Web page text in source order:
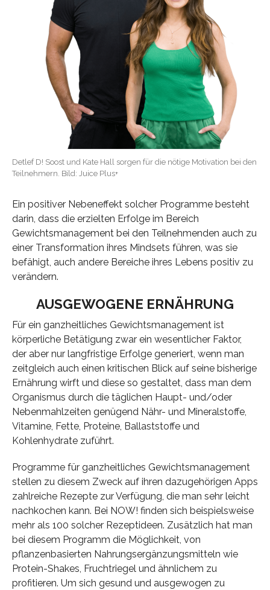
Detlef D! Soost und Kate Hall sorgen für die nötige Motivation bei den
Teilnehmern. Bild: Juice Plus+
Ein positiver Nebeneffekt solcher Programme besteht
darin, dass die erzielten Erfolge im Bereich
Gewichtsmanagement bei den Teilnehmenden auch zu
einer Transformation ihres Mindsets führen, was sie
befähigt, auch andere Bereiche ihres Lebens positiv zu
verändern.
AUSGEWOGENE ERNÄHRUNG
Für ein ganzheitliches Gewichtsmanagement ist
körperliche Betätigung zwar ein wesentlicher Faktor,
der aber nur langfristige Erfolge generiert, wenn man
zeitgleich auch einen kritischen Blick auf seine bisherige
Ernährung wirft und diese so gestaltet, dass man dem
Organismus durch die täglichen Haupt- und/oder
Nebenmahlzeiten genügend Nähr- und Mineralstoffe,
Vitamine, Fette, Proteine, Ballaststoffe und
Kohlenhydrate zuführt.
Programme für ganzheitliches Gewichtsmanagement
stellen zu diesem Zweck auf ihren dazugehörigen Apps
zahlreiche Rezepte zur Verfügung, die man sehr leicht
nachkochen kann. Bei NOW! finden sich beispielsweise
mehr als 100 solcher Rezeptideen. Zusätzlich hat man
bei diesem Programm die Möglichkeit, von
pflanzenbasierten Nahrungsergänzungsmitteln wie
Protein-Shakes, Fruchtriegel und ähnlichem zu
profitieren. Um sich gesund und ausgewogen zu